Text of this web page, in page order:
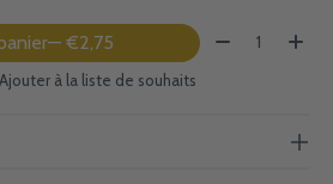
— €2,75 Quantité:
Ajouter à la liste de souhaits